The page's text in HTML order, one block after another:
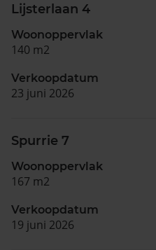
Lijsterlaan 4
Woonoppervlak
140 m2
Verkoopdatum
23 juni 2026
Spurrie 7
Woonoppervlak
167 m2
Verkoopdatum
19 juni 2026